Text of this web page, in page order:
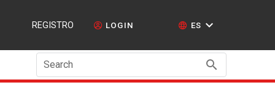
REGISTRO LOGIN ES
Search